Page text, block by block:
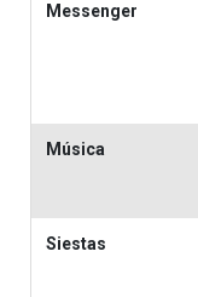
Messenger
Música
Siestas